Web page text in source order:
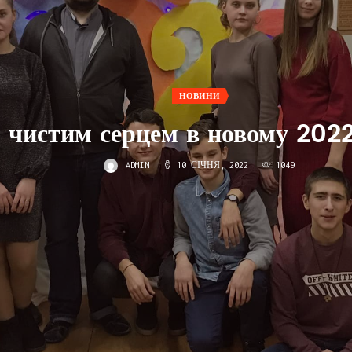
НОВИНИ
серцем в новому
ADMIN 10 СІЧНЯ, 2022 1049